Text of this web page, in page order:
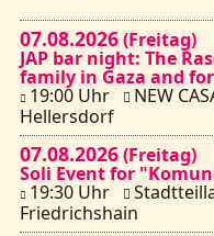
07.08.2026(Freitag)
JAP bar night: The
family in Gaza and
19:00 Uhr
NEW
Hellersdorf
07.08.2026(Freitag)
Soli Event for
19:30 Uhr
Friedrichshain